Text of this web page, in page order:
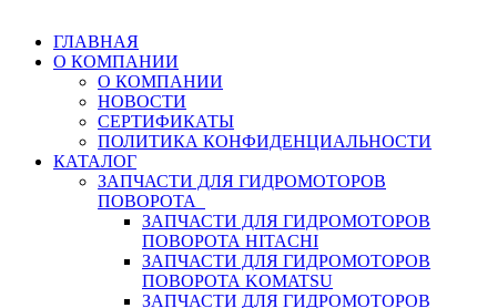
ГЛАВНАЯ
О КОМПАНИИ
О КОМПАНИИ
НОВОСТИ
СЕРТИФИКАТЫ
ПОЛИТИКА КОНФИДЕНЦИАЛЬНОСТИ
КАТАЛОГ
ЗАПЧАСТИ ДЛЯ ГИДРОМОТОРОВ
ПОВОРОТА
ЗАПЧАСТИ ДЛЯ ГИДРОМОТОРОВ
ПОВОРОТА HITACHI
ЗАПЧАСТИ ДЛЯ ГИДРОМОТОРОВ
ПОВОРОТА KOMATSU
ЗАПЧАСТИ ДЛЯ ГИДРОМОТОРОВ